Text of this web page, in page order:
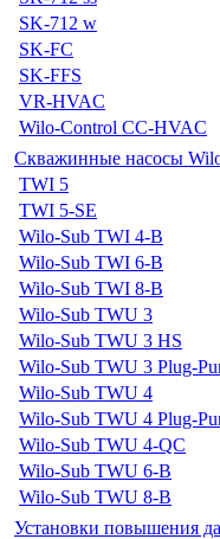
SK-712 w
SK-FC
SK-FFS
VR-HVAC
Wilo-Control CC-HVAC
Скважинные насосы
TWI 5
TWI 5-SE
Wilo-Sub TWI 4-B
Wilo-Sub TWI 6-B
Wilo-Sub TWI 8-B
Wilo-Sub TWU 3
Wilo-Sub TWU 3 HS
Wilo-Sub TWU 3 Plug-
Wilo-Sub TWU 4
Wilo-Sub TWU 4 Plug-
Wilo-Sub TWU 4-QC
Wilo-Sub TWU 6-B
Wilo-Sub TWU 8-B
Установки повышения